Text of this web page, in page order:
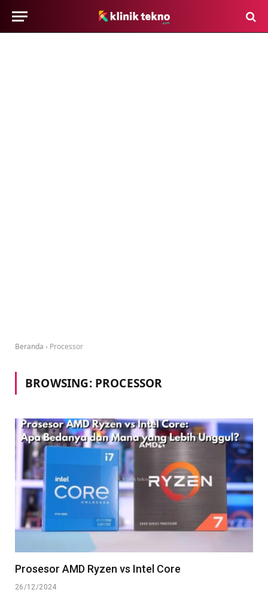
Beranda › Processor
BROWSING: PROCESSOR
Prosesor AMD Ryzen vs Intel Core
26/12/2024